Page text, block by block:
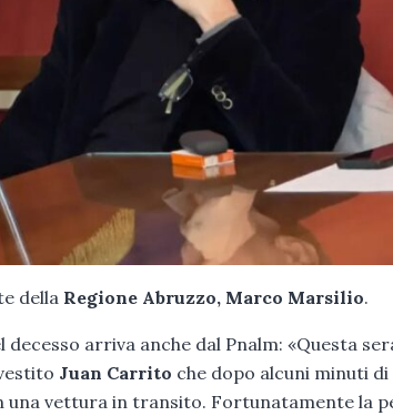
della Regione Abruzzo, Marco Marsilio.
arriva anche dal Pnalm: «Questa
Juan Carrito che dopo alcuni minuti
una vettura in transito. Fortunatamente la